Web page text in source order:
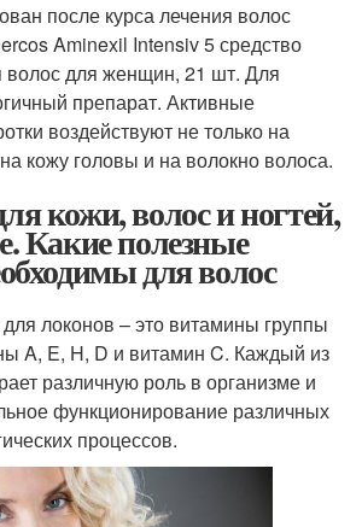
после курса лечения волос
Aminexil Intensiv 5 средство
волос для женщин, 21 шт. Для
препарат. Активные
воздействуют не только на
кожу головы и на волокно волоса.
кожи, волос и ногтей,
Какие полезные
для волос
локонов – это витамины группы
A, E, H, D и витамин C. Каждый из
различную роль в организме и
функционирование различных
процессов.